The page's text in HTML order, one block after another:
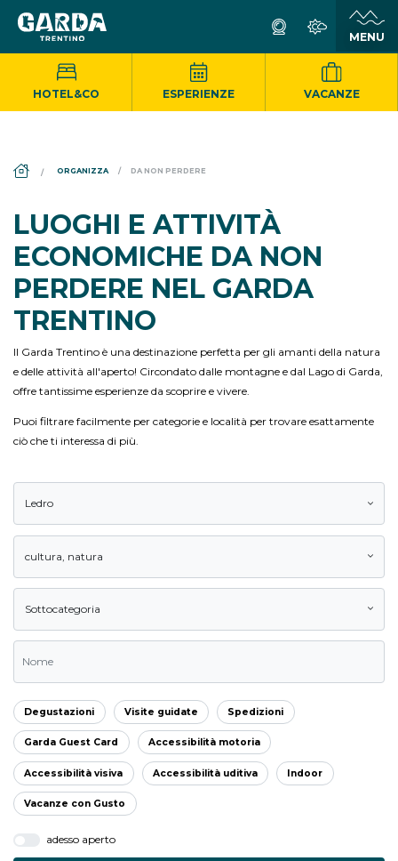
HOTEL&CO ESPERIENZE VACANZE
DS_BREADCRUMB.HOME
ORGANIZZA DA NON PERDERE
LUOGHI E ATTIVITÀ
ECONOMICHE DA NON
PERDERE NEL GARDA
TRENTINO
Il Garda Trentino è una destinazione perfetta per gli amanti della natura
e delle attività all'aperto! Circondato dalle montagne e dal Lago di Garda,
offre tantissime esperienze da scoprire e vivere.
Puoi filtrare facilmente per categorie e località per trovare esattamente
ciò che ti interessa di più.
Ledro
cultura natura
Sottocategoria
Degustazioni Visite guidate Spedizioni
Garda Guest Card Accessibilità motoria
Accessibilità visiva Accessibilità uditiva Indoor
Vacanze con Gusto
adesso aperto